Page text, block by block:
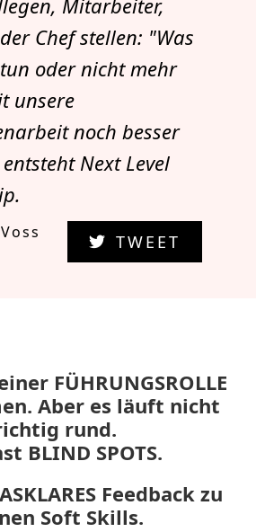
Mitarbeiter,
Chef stellen: "Was
oder nicht mehr
unsere
noch besser
Next Level
TWEET
FÜHRUNGSROLLE
Aber es läuft nicht
rund.
BLIND SPOTS.
Feedback zu
Soft Skills.